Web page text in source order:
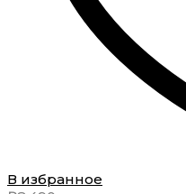
В избранное